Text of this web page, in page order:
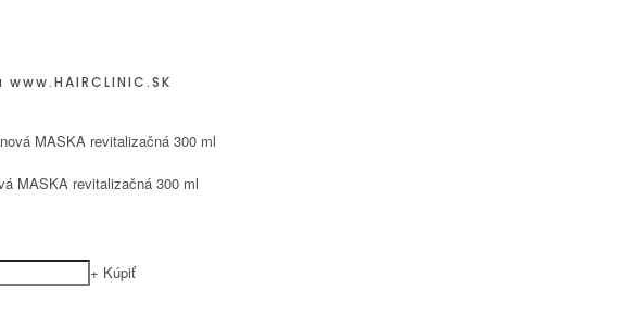
www.HAIRCLINIC.SK
MASKA revitalizačná 300 ml
+ Kúpiť